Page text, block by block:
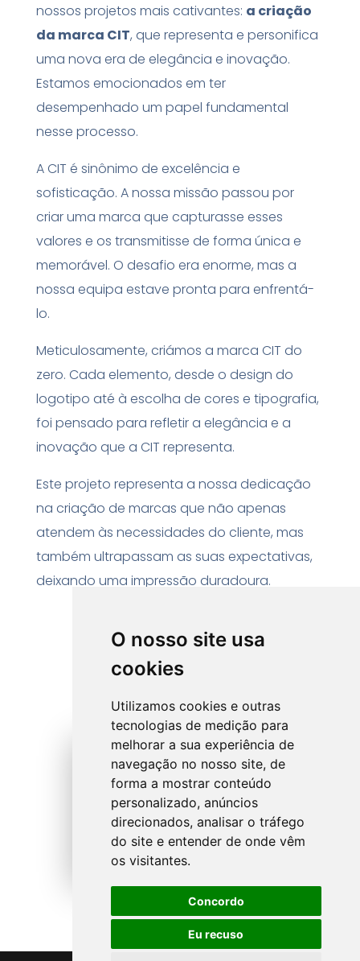
O nosso site usa
cookies
Utilizamos cookies e outras
tecnologias de medição para
melhorar a sua experiência de
navegação no nosso site, de
forma a mostrar conteúdo
personalizado, anúncios
direcionados, analisar o tráfego
do site e entender de onde vêm
os visitantes.
Concordo
Eu recuso
nossos projetos mais cativantes: a criação
da marca CIT, que representa e personifica
uma nova era de elegância e inovação.
Estamos emocionados em ter
desempenhado um papel fundamental
nesse processo.
A CIT é sinônimo de excelência e
sofisticação. A nossa missão passou por
criar uma marca que capturasse esses
valores e os transmitisse de forma única e
memorável. O desafio era enorme, mas a
nossa equipa estave pronta para enfrentá-
lo.
Meticulosamente, criámos a marca CIT do
zero. Cada elemento, desde o design do
logotipo até à escolha de cores e tipografia,
foi pensado para refletir a elegância e a
inovação que a CIT representa.
Este projeto representa a nossa dedicação
na criação de marcas que não apenas
atendem às necessidades do cliente, mas
também ultrapassam as suas expectativas,
deixando uma impressão duradoura.